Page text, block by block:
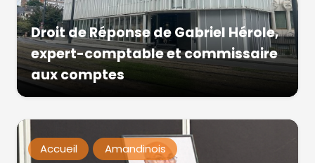
Droit de Réponse de Gabriel Hérole,
expert-comptable et commissaire
aux comptes
Accueil Amandinois